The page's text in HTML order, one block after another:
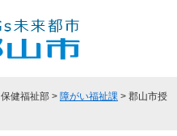
保健福祉部 > 障がい福祉課 > 郡山市授